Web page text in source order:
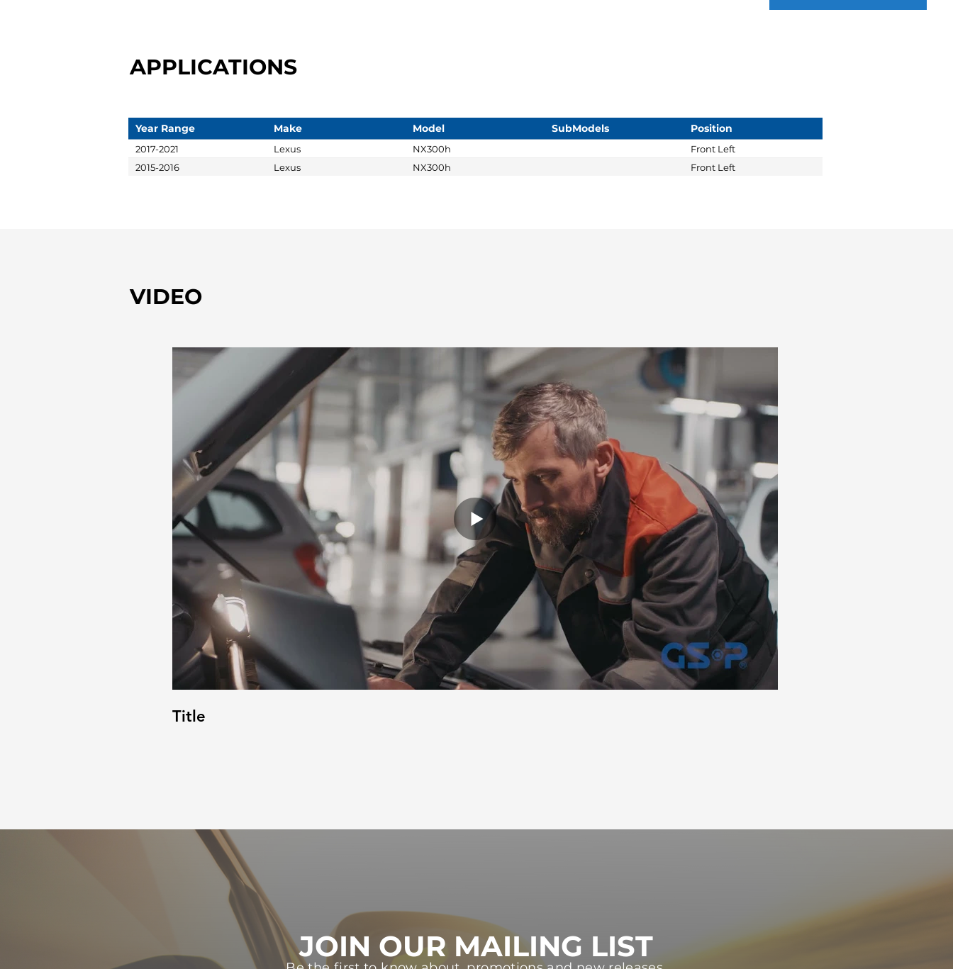
APPLICATIONS
Year Range Make Model SubModels Position
2017-2021 Lexus NX300h
Front Left
2015-2016
Lexus NX300h Front Left
VIDEO
Title
JOIN OUR MAILING LIST